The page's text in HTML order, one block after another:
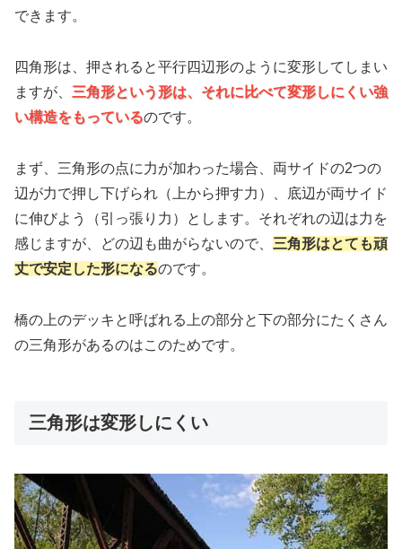
できます。
四角形は、押されると平行四辺形のように変形してしまい
ますが、 三角形という形は、それに比べて変形しにくい強
い構造をもっているのです。
まず、三角形の点に力が加わった場合、両サイドの2つの
辺が力で押し下げられ（上から押す力）、底辺が両サイド
に伸びよう（引っ張り力）とします。それぞれの辺は力を
感じますが、どの辺も曲がらないので、 三角形はとても頑
丈で安定した形になるのです。
橋の上のデッキと呼ばれる上の部分と下の部分にたくさん
の三角形があるのはこのためです。
三角形は変形しにくい